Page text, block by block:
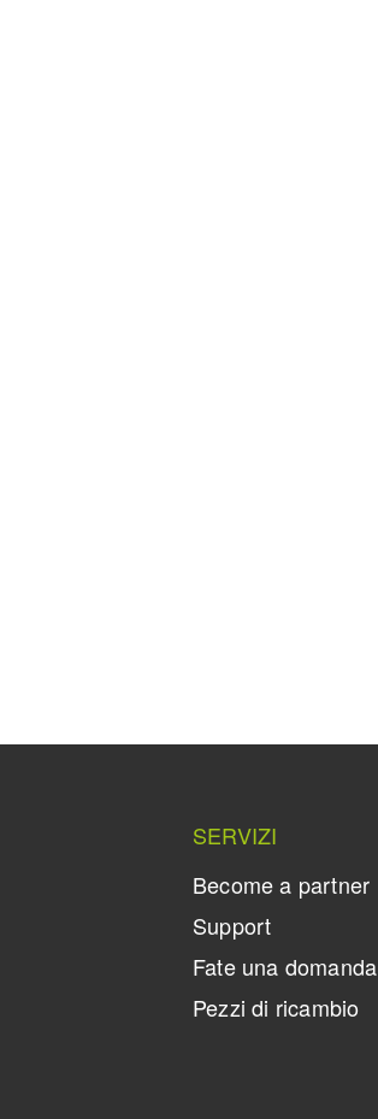
SERVIZI
Become a partner
Support
Fate una domanda
Pezzi di ricambio